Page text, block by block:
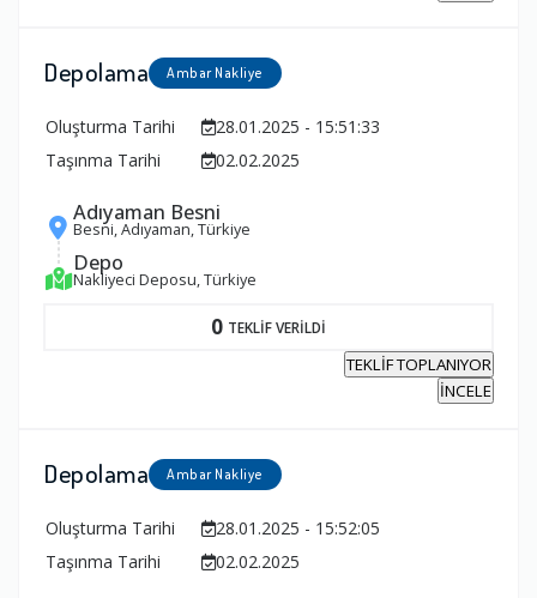
Depolama Ambar Nakliye
Oluşturma Tarihi
28.01.2025 - 15:51:33
Taşınma Tarihi
02.02.2025
Adıyaman Besni
Besni, Adıyaman, Türkiye
Depo
Nakliyeci Deposu, Türkiye
0 TEKLİF VERİLDİ
TEKLİF TOPLANIYOR
İNCELE
Depolama Ambar Nakliye
Oluşturma Tarihi
28.01.2025 - 15:52:05
Taşınma Tarihi
02.02.2025